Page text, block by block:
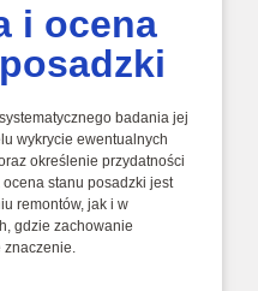
i ocena
badania jej
wykrycie ewentualnych
określenie przydatności
stanu posadzki jest
remontów, jak i w
gdzie zachowanie